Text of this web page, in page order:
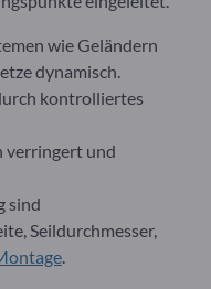
wie Geländern
dynamisch.
kontrolliertes
verringert und
sind
Seildurchmesser,